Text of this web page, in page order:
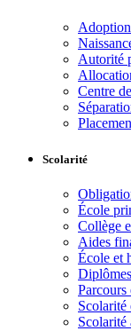
Adoption
Autorité
Centre
Scolarité
École
Collège
Aides
École et
Diplômes
Parcours
Scolarité
Scolarité